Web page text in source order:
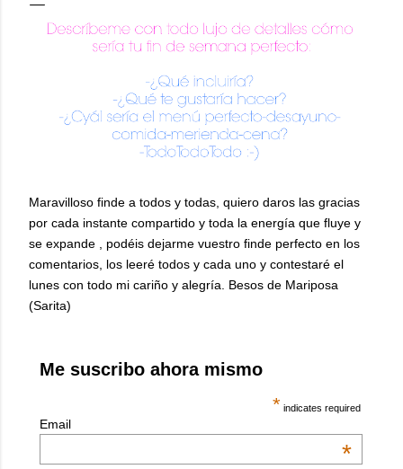
Maravilloso finde a todos y todas, quiero daros las gracias
por cada instante compartido y toda la energía que fluye y
se expande , podéis dejarme vuestro finde perfecto en los
comentarios, los leeré todos y cada uno y contestaré el
lunes con todo mi cariño y alegría. Besos de Mariposa
(Sarita)
Me suscribo ahora mismo
* indicates required
Email
*